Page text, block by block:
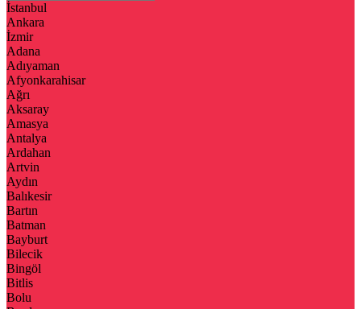
İstanbul
Ankara
İzmir
Adana
Adıyaman
Afyonkarahisar
Ağrı
Aksaray
Amasya
Antalya
Ardahan
Artvin
Aydın
Balıkesir
Bartın
Batman
Bayburt
Bilecik
Bingöl
Bitlis
Bolu